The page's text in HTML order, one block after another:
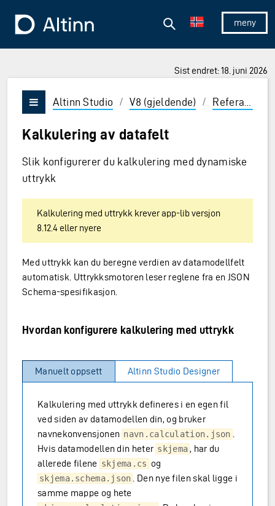
Vis/skjul
Søk
Sist endret: 18. juni 2026
og Enter for å velge
Vis/skjul meny
Altinn Studio / V8 (gjeldende) / Referanse
Kalkulering av datafelt
Slik konfigurerer du kalkulering med dynamiske
uttrykk
Kalkulering med uttrykk krever app-lib versjon
8.12.4 eller nyere
Med uttrykk kan du beregne verdien av datamodellfelt
automatisk. Uttrykksmotoren leser reglene fra en JSON
Schema-spesifikasjon.
Hvordan konfigurere kalkulering med uttrykk
Manuelt oppsett Altinn Studio Designer
Kalkulering med uttrykk defineres i en egen fil
ved siden av datamodellen din, og bruker
navnekonvensjonen navn.calculation.json
Hvis datamodellen din heter skjema , har du
allerede filene skjema.cs og
skjema.schema.json
. Den nye filen skal ligge i
samme mappe og hete